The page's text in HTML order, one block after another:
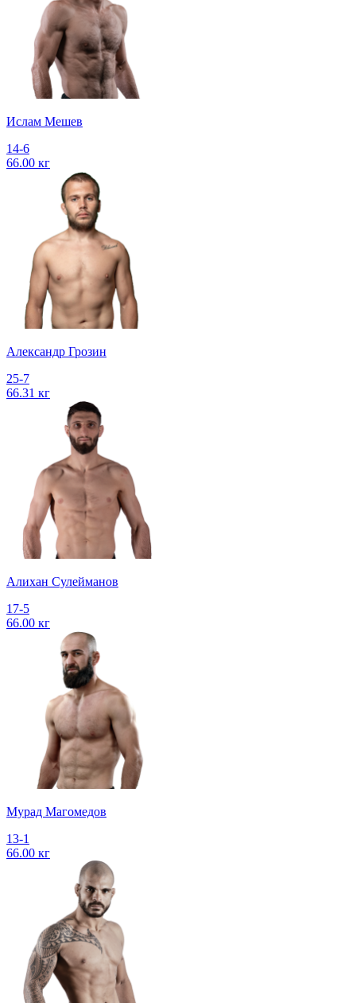
Ислам Мешев
14-6
66.00 кг
Александр Грозин
25-7
66.31 кг
Алихан Сулейманов
17-5
66.00 кг
Мурад Магомедов
13-1
66.00 кг